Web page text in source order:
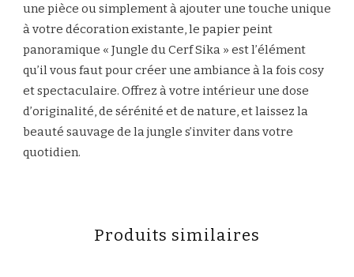
une pièce ou simplement à ajouter une touche unique
à votre décoration existante, le papier peint
panoramique « Jungle du Cerf Sika » est l’élément
qu’il vous faut pour créer une ambiance à la fois cosy
et spectaculaire. Offrez à votre intérieur une dose
d’originalité, de sérénité et de nature, et laissez la
beauté sauvage de la jungle s’inviter dans votre
quotidien.
Produits similaires